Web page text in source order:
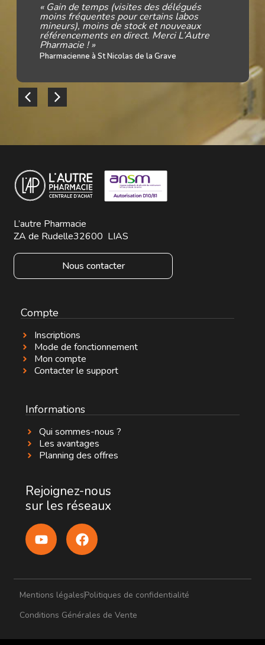
« Gain de temps (visites des délégués
moins fréquentes pour certains labos
mineurs), moins de stock et nouveaux
référencements en direct. Merci L’Autre
Pharmacie ! »
Pharmacienne à St Nicolas de la Grave
L’autre Pharmacie
ZA de Rudelle32600 LIAS
Nous contacter
Compte
Inscriptions
Mode de fonctionnement
Mon compte
Contacter le support
Informations
Qui sommes-nous ?
Les avantages
Planning des offres
Rejoignez-nous
sur les réseaux
Mentions légalesPolitiques de confidentialité
Conditions Générales de Vente